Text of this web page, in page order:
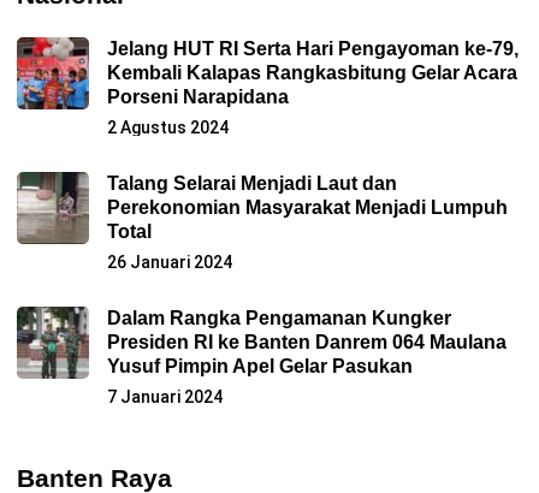
Jelang HUT RI Serta Hari Pengayoman ke-79,
Kembali Kalapas Rangkasbitung Gelar Acara
Porseni Narapidana
2 Agustus 2024
Talang Selarai Menjadi Laut dan
Perekonomian Masyarakat Menjadi Lumpuh
Total
26 Januari 2024
Dalam Rangka Pengamanan Kungker
Presiden RI ke Banten Danrem 064 Maulana
Yusuf Pimpin Apel Gelar Pasukan
7 Januari 2024
Banten Raya